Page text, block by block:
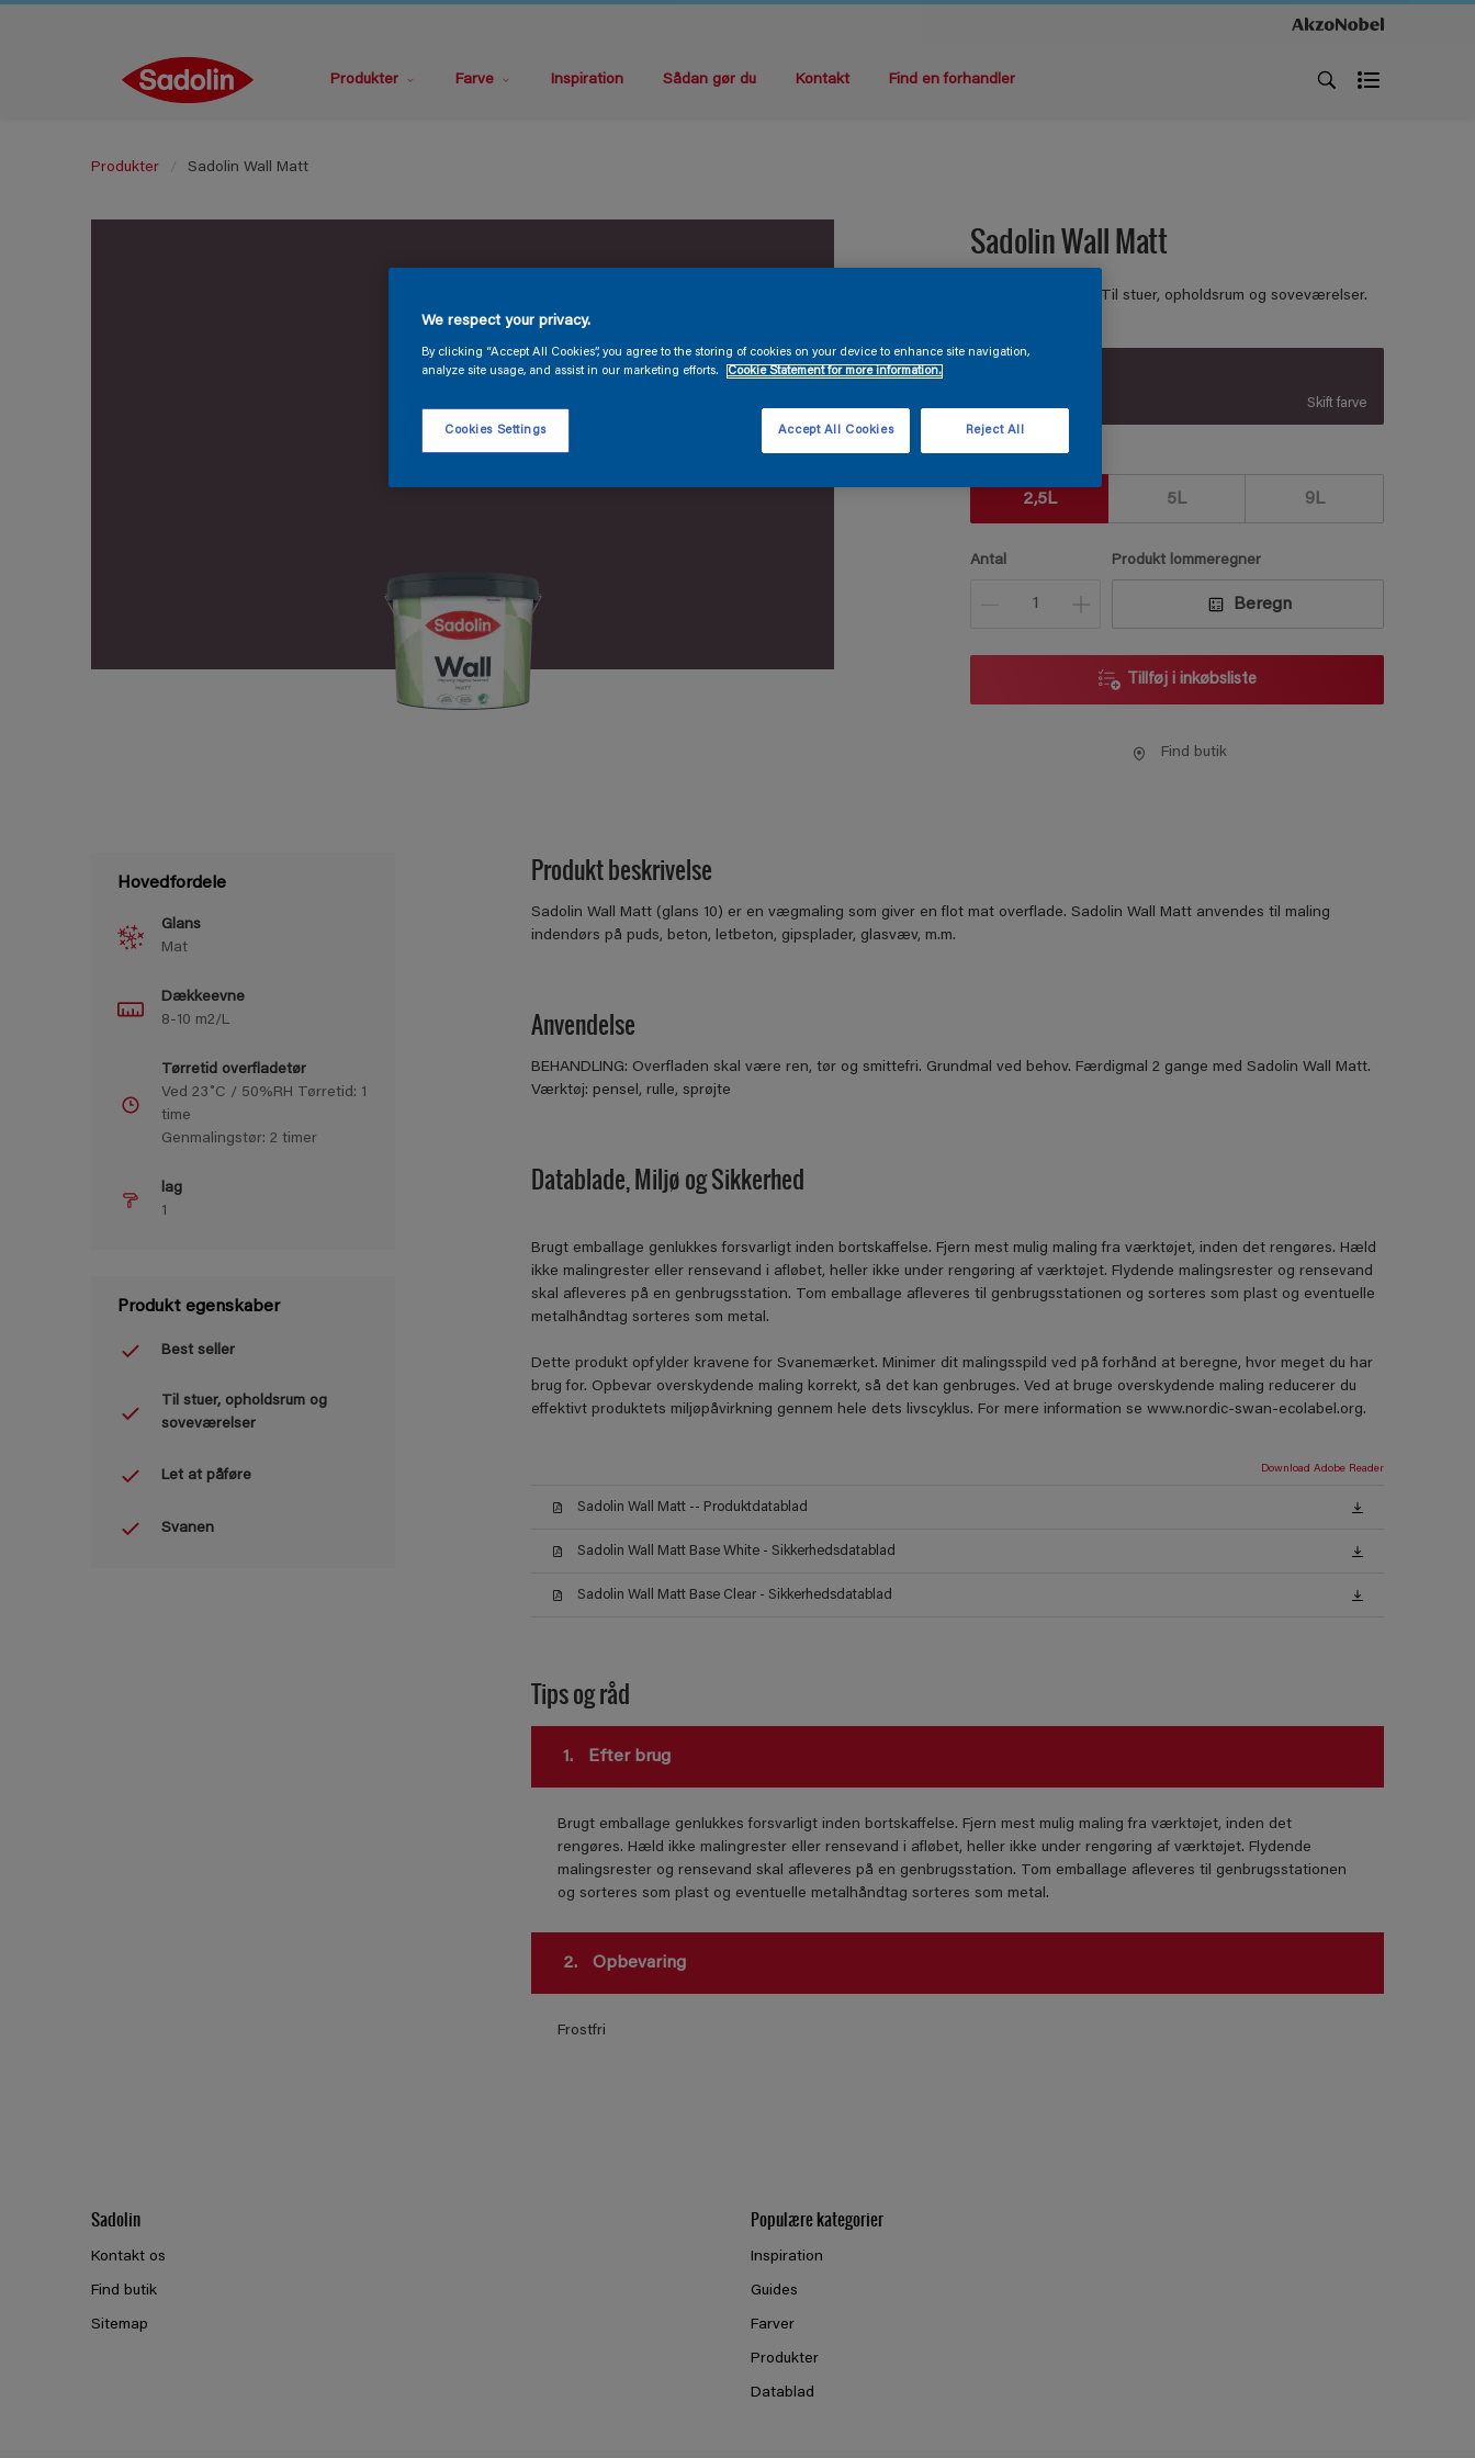
Produkter Farve Inspiration Sådan gør du Kontakt Find en forhandler
Produkter Sadolin Wall Matt
Sadolin Wall Matt
VÆGMALING MAT Til stuer, opholdsrum og soveværelser.
Skift farve
2,5L 5L 9L
Antal Produkt lommeregner
Beregn
Tillføj i inkøbsliste
Find butik
Hovedfordele
Glans
Mat
Dækkeevne
8-10 m2/L
Tørretid overfladetør
Ved 23˚C / 50%RH Tørretid: 1
time
Genmalingstør: 2 timer
lag
1
Produkt egenskaber
Best seller
Til stuer, opholdsrum og
soveværelser
Let at påføre
Svanen
Produkt beskrivelse
Sadolin Wall Matt (glans 10) er en vægmaling som giver en flot mat overflade. Sadolin Wall Matt anvendes til maling
indendørs på puds, beton, letbeton, gipsplader, glasvæv, m.m.
Anvendelse
BEHANDLING: Overfladen skal være ren, tør og smittefri. Grundmal ved behov. Færdigmal 2 gange med Sadolin Wall Matt.
Værktøj: pensel, rulle, sprøjte
Datablade, Miljø og Sikkerhed
Brugt emballage genlukkes forsvarligt inden bortskaffelse. Fjern mest mulig maling fra værktøjet, inden det rengøres. Hæld
ikke malingrester eller rensevand i afløbet, heller ikke under rengøring af værktøjet. Flydende malingsrester og rensevand
skal afleveres på en genbrugsstation. Tom emballage afleveres til genbrugsstationen og sorteres som plast og eventuelle
metalhåndtag sorteres som metal.
Dette produkt opfylder kravene for Svanemærket. Minimer dit malingsspild ved på forhånd at beregne, hvor meget du har
brug for. Opbevar overskydende maling korrekt, så det kan genbruges. Ved at bruge overskydende maling reducerer du
effektivt produktets miljøpåvirkning gennem hele dets livscyklus. For mere information se www.nordic-swan-ecolabel.org.
Download Adobe Reader
Sadolin Wall Matt -- Produktdatablad
Sadolin Wall Matt Base White - Sikkerhedsdatablad
Sadolin Wall Matt Base Clear - Sikkerhedsdatablad
Tips og råd
1. Efter brug
Brugt emballage genlukkes forsvarligt inden bortskaffelse. Fjern mest mulig maling fra værktøjet, inden det
rengøres. Hæld ikke malingrester eller rensevand i afløbet, heller ikke under rengøring af værktøjet. Flydende
malingsrester og rensevand skal afleveres på en genbrugsstation. Tom emballage afleveres til genbrugsstationen
og sorteres som plast og eventuelle metalhåndtag sorteres som metal.
2. Opbevaring
Frostfri
Sadolin
Kontakt os
Find butik
Sitemap
Populære kategorier
Inspiration
Guides
Farver
Produkter
Datablad
We respect your privacy.
By clicking “Accept All Cookies”, you agree to the storing of cookies on your device to enhance site navigation,
analyze site usage, and assist in our marketing efforts.
Cookie Statement for more information.
Cookies Settings Reject All
Accept All Cookies